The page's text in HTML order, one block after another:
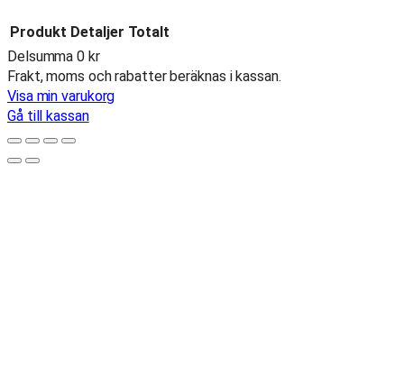
Produkter
i
varukorg
Produkt Detaljer Totalt
Delsumma0 kr
Frakt, moms och rabatter beräknas i kassan.
Visa min varukorg
Gå till kassan